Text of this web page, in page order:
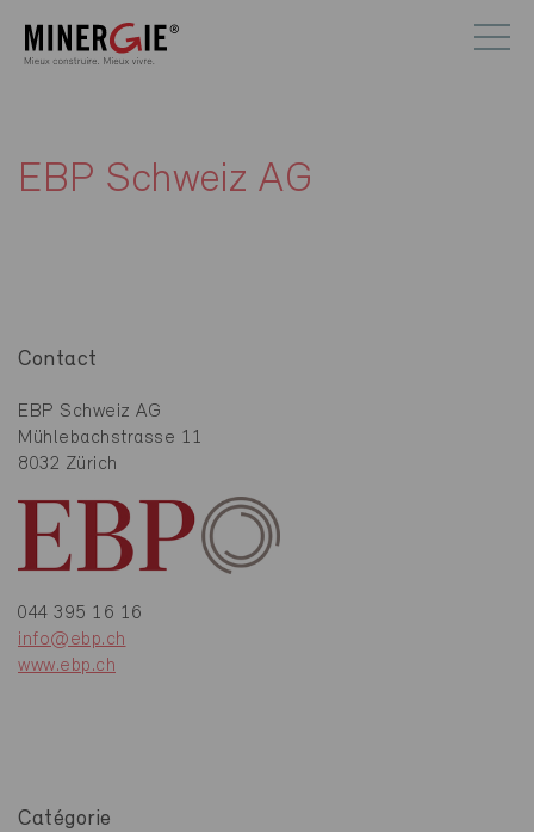
EBP Schweiz AG
Contact
EBP Schweiz AG
Mühlebachstrasse 11
8032 Zürich
044 395 16 16
info@ebp.ch
www.ebp.ch
Catégorie